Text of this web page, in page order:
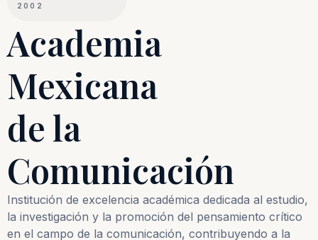
2002
Academia
Mexicana
de la
Comunicación
Institución de excelencia académica dedicada al estudio,
la investigación y la promoción del pensamiento crítico
en el campo de la comunicación, contribuyendo a la